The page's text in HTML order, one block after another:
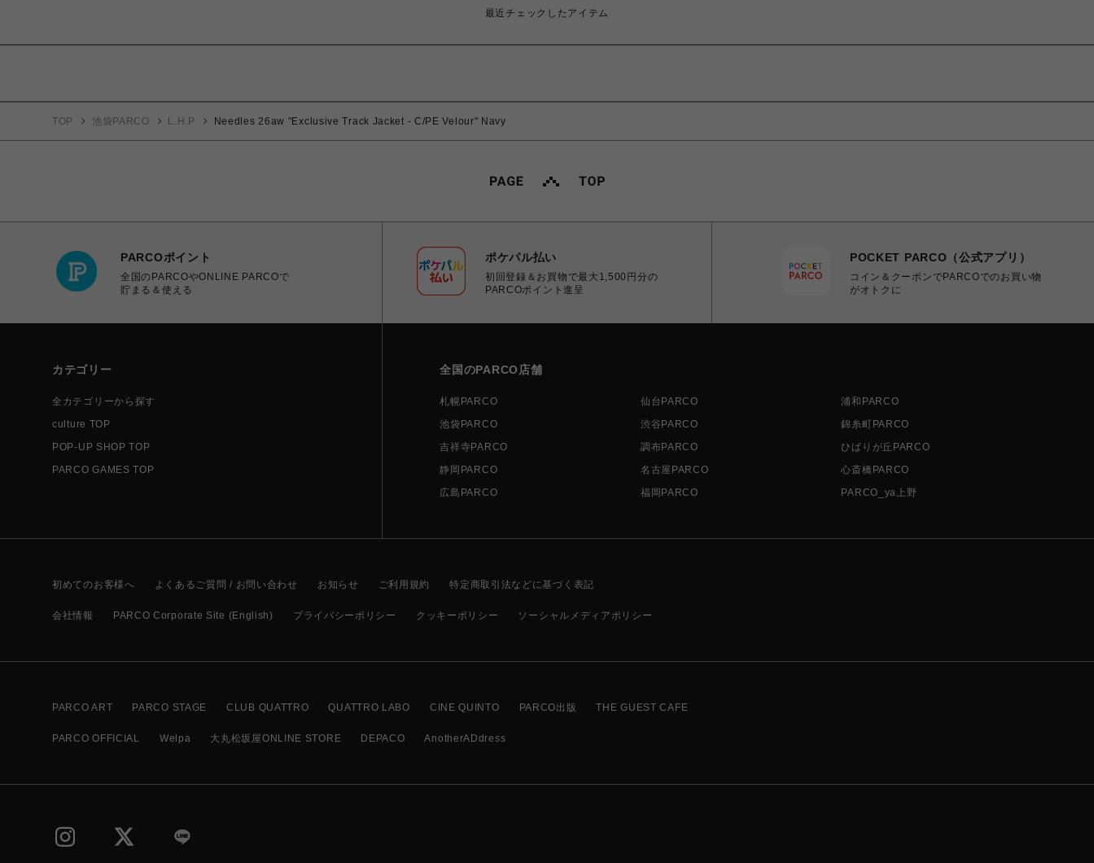
最近チェックしたアイテム
TOP 池袋PARCO L.H.P Needles 26aw "Exclusive Track Jacket - C/PE Velour" Navy
PARCOポイント
全国のPARCOやONLINE PARCOで
貯まる＆使える
ポケパル払い
初回登録＆お買物で最大1,500円分の
PARCOポイント進呈
POCKET PARCO（公式アプリ）
コイン＆クーポンでPARCOでのお買い物
がオトクに
カテゴリー
全カテゴリーから探す
culture TOP
POP-UP SHOP TOP
PARCO GAMES TOP
全国のPARCO店舗
札幌PARCO 仙台PARCO
浦和PARCO
池袋PARCO
渋谷PARCO
錦糸町PARCO
吉祥寺PARCO
調布PARCO
ひばりが丘PARCO
静岡PARCO
名古屋PARCO
心斎橋PARCO
広島PARCO
福岡PARCO PARCO_ya上野
初めてのお客様へ よくあるご質問 / お問い合わせ お知らせ ご利用規約 特定商取引法などに基づく表記
会社情報 PARCO Corporate Site (English) プライバシーポリシー クッキーポリシー ソーシャルメディアポリシー
PARCO ART PARCO STAGE CLUB QUATTRO QUATTRO LABO CINE QUINTO PARCO出版 THE GUEST CAFE
PARCO OFFICIAL Welpa 大丸松坂屋ONLINE STORE DEPACO AnotherADdress